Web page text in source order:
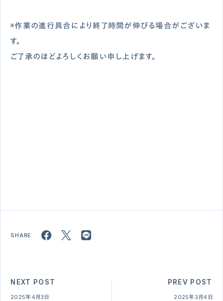
※作業の進行具合により終了時間が伸びる場合がございま
す。
ご了承のほどよろしくお願い申し上げます。
NEXT POST
2025年4月3日
PREV POST
2025年3月4日